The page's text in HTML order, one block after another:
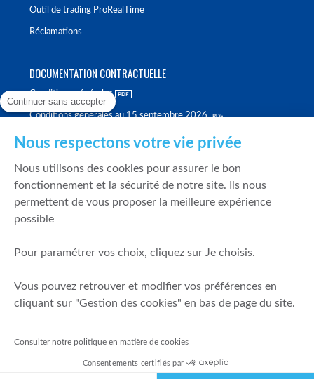
Outil de trading ProRealTime
Réclamations
DOCUMENTATION CONTRACTUELLE
Conditions générales
Conditions générales au 15 septembre 2026
Politique de meilleure sélection
Politique de durabilité
Fonds de garantie des dépôts et de résolution
Mentions légales
Prévention de la fraude
Politique de gestion des conflits d'intérêts
Continuer sans accepter
Nous respectons votre vie privée
Nous utilisons des cookies pour assurer le bon
fonctionnement et la sécurité de notre site. Ils nous
permettent de vous proposer la meilleure expérience
possible
Pour paramétrer vos choix, cliquez sur Je choisis.
Vous pouvez retrouver et modifier vos préférences en
cliquant sur "Gestion des cookies" en bas de page du site.
Consulter notre politique en matière de cookies
Consentements certifiés par